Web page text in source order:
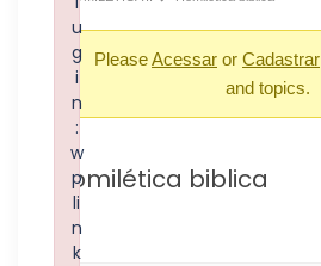
PleaseAcessar or Cadastrar
and topics.
Homilética biblica
u
g
i
n
:
w
p
li
n
k